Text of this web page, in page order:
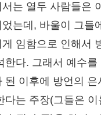
는 열두 사람들은
는데, 바울이 그들
임함으로 인해서
한다. 그래서 예수
된 이후에 방언의 은
다는 주장(그들은 이